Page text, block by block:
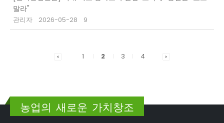
말라"
관리자 2026-05-28 9
1 2 3 4
농업의 새로운 가치창조